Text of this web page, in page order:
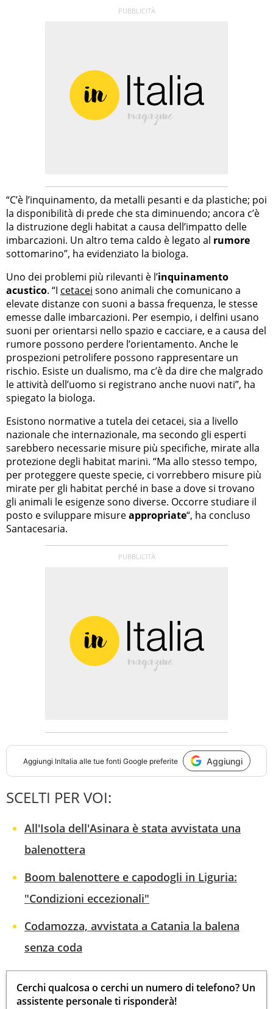
“C’è l’inquinamento, da metalli pesanti e da plastiche; poi
la disponibilità di prede che sta diminuendo; ancora c’è
la distruzione degli habitat a causa dell’impatto delle
imbarcazioni. Un altro tema caldo è legato al rumore
sottomarino”, ha evidenziato la biologa.
Uno dei problemi più rilevanti è l’inquinamento
acustico. “I cetacei sono animali che comunicano a
elevate distanze con suoni a bassa frequenza, le stesse
emesse dalle imbarcazioni. Per esempio, i delfini usano
suoni per orientarsi nello spazio e cacciare, e a causa del
rumore possono perdere l’orientamento. Anche le
prospezioni petrolifere possono rappresentare un
rischio. Esiste un dualismo, ma c’è da dire che malgrado
le attività dell’uomo si registrano anche nuovi nati”, ha
spiegato la biologa.
Esistono normative a tutela dei cetacei, sia a livello
nazionale che internazionale, ma secondo gli esperti
sarebbero necessarie misure più specifiche, mirate alla
protezione degli habitat marini. “Ma allo stesso tempo,
per proteggere queste specie, ci vorrebbero misure più
mirate per gli habitat perché in base a dove si trovano
gli animali le esigenze sono diverse. Occorre studiare il
posto e sviluppare misureappropriate“, ha concluso
Santacesaria.
Aggiungi InItalia alle tue fonti Google preferite Aggiungi
SCELTI PER VOI:
All'Isola dell'Asinara è stata avvistata una
balenottera
Boom balenottere e capodogli in Liguria:
"Condizioni eccezionali"
Codamozza, avvistata a Catania la balena
senza coda
Cerchi qualcosa o cerchi un numero di telefono? Un
assistente personale ti risponderà!